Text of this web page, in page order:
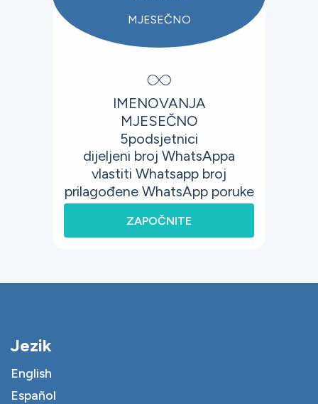
MJESEČNO
∞
IMENOVANJA
MJESEČNO
5podsjetnici
dijeljeni broj WhatsAppa
vlastiti Whatsapp broj
prilagođene WhatsApp poruke
ZAPOČNITE
Jezik
English
Español